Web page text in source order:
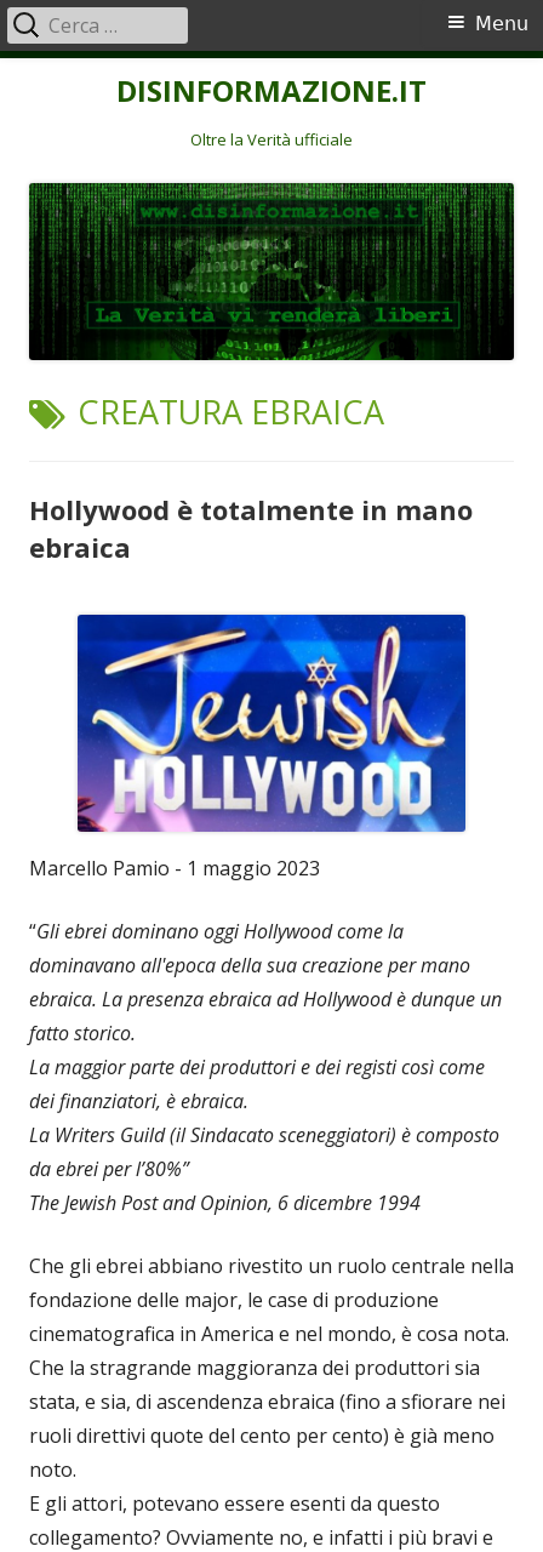
DISINFORMAZIONE.IT
Oltre la Verità ufficiale
Menu
principale
Menu
Ricerca
per:
TAG:
CREATURA EBRAICA
Hollywood è totalmente in mano
ebraica
Marcello Pamio - 1 maggio 2023
“Gli ebrei dominano oggi Hollywood come la
dominavano all'epoca della sua creazione per mano
ebraica. La presenza ebraica ad Hollywood è dunque un
fatto storico.
La maggior parte dei produttori e dei registi così come
dei finanziatori, è ebraica.
La Writers Guild (il Sindacato sceneggiatori) è composto
da ebrei per l’80%”
The Jewish Post and Opinion, 6 dicembre 1994
Che gli ebrei abbiano rivestito un ruolo centrale nella
fondazione delle major, le case di produzione
cinematografica in America e nel mondo, è cosa nota.
Che la stragrande maggioranza dei produttori sia
stata, e sia, di ascendenza ebraica (fino a sfiorare nei
ruoli direttivi quote del cento per cento) è già meno
noto.
E gli attori, potevano essere esenti da questo
collegamento? Ovviamente no, e infatti i più bravi e